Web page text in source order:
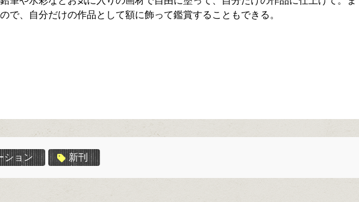
で、自分だけの作品として額に飾って鑑賞することもできる。
ション 新刊